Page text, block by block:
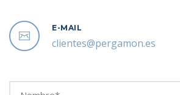
E-MAIL
clientes@pergamon.es